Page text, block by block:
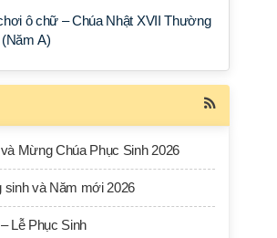
ô chữ – Chúa Nhật XVII Thường
(Năm A)
Mừng Chúa Phục Sinh 2026
và Năm mới 2026
Lễ Phục Sinh